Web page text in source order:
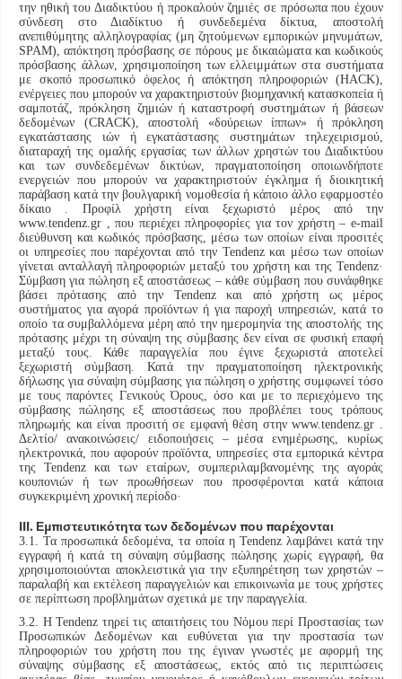
την ηθική του Διαδικτύου ή προκαλούν ζημιές σε πρόσωπα που έχουν
σύνδεση στο Διαδίκτυο ή συνδεδεμένα δίκτυα, αποστολή
ανεπιθύμητης αλληλογραφίας (μη ζητούμενων εμπορικών μηνυμάτων,
SPAM), απόκτηση πρόσβασης σε πόρους με δικαιώματα και κωδικούς
πρόσβασης άλλων, χρησιμοποίηση των ελλειμμάτων στα συστήματα
με σκοπό προσωπικό όφελος ή απόκτηση πληροφοριών (HACK),
ενέργειες που μπορούν να χαρακτηριστούν βιομηχανική κατασκοπεία ή
σαμποτάζ, πρόκληση ζημιών ή καταστροφή συστημάτων ή βάσεων
δεδομένων (CRACK), αποστολή «δούρειων ίππων» ή πρόκληση
εγκατάστασης ιών ή εγκατάστασης συστημάτων τηλεχειρισμού,
διαταραχή της ομαλής εργασίας των άλλων χρηστών του Διαδικτύου
και των συνδεδεμένων δικτύων, πραγματοποίηση οποιωνδήποτε
ενεργειών που μπορούν να χαρακτηριστούν έγκλημα ή διοικητική
παράβαση κατά την βουλγαρική νομοθεσία ή κάποιο άλλο εφαρμοστέο
δίκαιο . Προφίλ χρήστη είναι ξεχωριστό μέρος από την
www.tendenz.gr , που περιέχει πληροφορίες για τον χρήστη – e-mail
διεύθυνση και κωδικός πρόσβασης, μέσω των οποίων είναι προσιτές
οι υπηρεσίες που παρέχονται από την Tendenz και μέσω των οποίων
γίνεται ανταλλαγή πληροφοριών μεταξύ του χρήστη και της Tendenz·
Σύμβαση για πώληση εξ αποστάσεως – κάθε σύμβαση που συνάφθηκε
βάσει πρότασης από την Tendenz και από χρήστη ως μέρος
συστήματος για αγορά προϊόντων ή για παροχή υπηρεσιών, κατά το
οποίο τα συμβαλλόμενα μέρη από την ημερομηνία της αποστολής της
πρότασης μέχρι τη σύναψη της σύμβασης δεν είναι σε φυσική επαφή
μεταξύ τους. Κάθε παραγγελία που έγινε ξεχωριστά αποτελεί
ξεχωριστή σύμβαση. Κατά την πραγματοποίηση ηλεκτρονικής
δήλωσης για σύναψη σύμβασης για πώληση ο χρήστης συμφωνεί τόσο
με τους παρόντες Γενικούς Όρους, όσο και με το περιεχόμενο της
σύμβασης πώλησης εξ αποστάσεως που προβλέπει τους τρόπους
πληρωμής και είναι προσιτή σε εμφανή θέση στην www.tendenz.gr .
Δελτίο/ ανακοινώσεις/ ειδοποιήσεις – μέσα ενημέρωσης, κυρίως
ηλεκτρονικά, που αφορούν προϊόντα, υπηρεσίες στα εμπορικά κέντρα
της Tendenz και των εταίρων, συμπεριλαμβανομένης της αγοράς
κουπονιών ή των προωθήσεων που προσφέρονται κατά κάποια
συγκεκριμένη χρονική περίοδο·
ІІІ. Εμπιστευτικότητα των δεδομένων που παρέχονται
3.1. Τα προσωπικά δεδομένα, τα οποία η Tendenz λαμβάνει κατά την
εγγραφή ή κατά τη σύναψη σύμβασης πώλησης χωρίς εγγραφή, θα
χρησιμοποιούνται αποκλειστικά για την εξυπηρέτηση των χρηστών –
παραλαβή και εκτέλεση παραγγελιών και επικοινωνία με τους χρήστες
σε περίπτωση προβλημάτων σχετικά με την παραγγελία.
3.2. Η Tendenz τηρεί τις απαιτήσεις του Νόμου περί Προστασίας των
Προσωπικών Δεδομένων και ευθύνεται για την προστασία των
πληροφοριών του χρήστη που της έγιναν γνωστές με αφορμή της
σύναψης σύμβασης εξ αποστάσεως, εκτός από τις περιπτώσεις